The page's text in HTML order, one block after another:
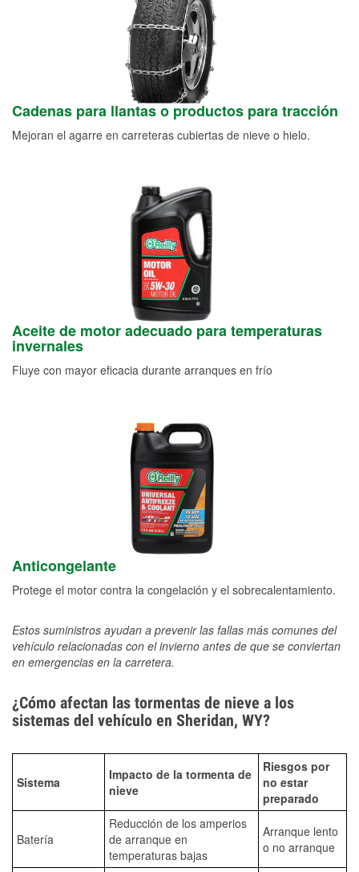
Cadenas para llantas o productos para tracción
Mejoran el agarre en carreteras cubiertas de nieve o hielo.
Aceite de motor adecuado para temperaturas
invernales
Fluye con mayor eficacia durante arranques en frío
Anticongelante
Protege el motor contra la congelación y el sobrecalentamiento.
Estos suministros ayudan a prevenir las fallas más comunes del
vehículo relacionadas con el invierno antes de que se conviertan
en emergencias en la carretera.
¿Cómo afectan las tormentas de nieve a los
sistemas del vehículo en Sheridan, WY?
Sistema
Impacto de la tormenta de
nieve
Riesgos por
no estar
preparado
Batería
Reducción de los amperios
de arranque en
temperaturas bajas
Arranque lento
o no arranque